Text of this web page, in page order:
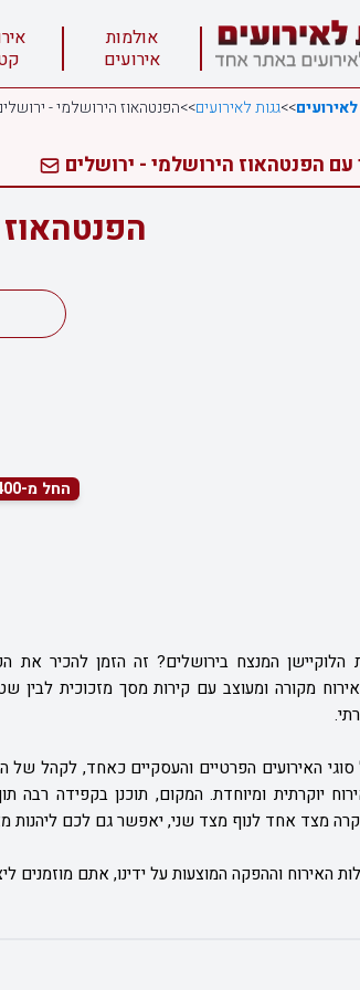
אולמות
אירועים
>>גגות לאירועים>>הפנטהאוז הירושלמי -
הפנטהאוז הירושלמי - ירושלים
החל מ-400 ש"ח לאדם
הלוקיישן המנצח בירושלים? זה הזמן להכיר את
מקורה ומעוצב עם קירות מסך מזכוכית
יוקרתית ומיוחדת. המקום, תוכנן בקפידה רבה
מצד אחד לנוף מצד שני, יאפשר גם לכם ליהנות
האירוח וההפקה המוצעות על ידינו, אתם מוזמנים